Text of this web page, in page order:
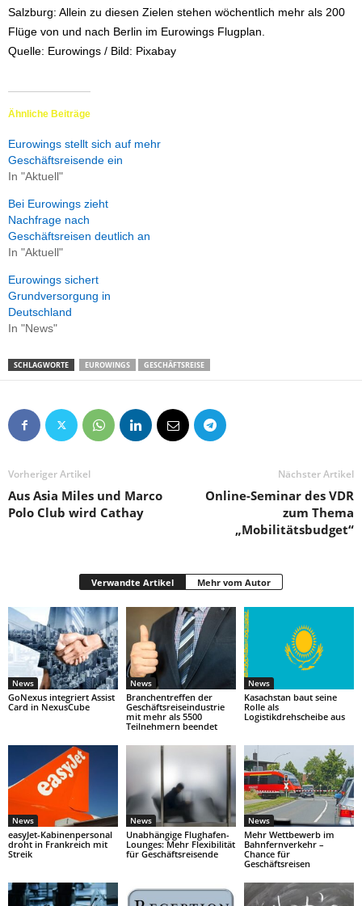
Salzburg: Allein zu diesen Zielen stehen wöchentlich mehr als 200
Flüge von und nach Berlin im Eurowings Flugplan.
Quelle: Eurowings / Bild: Pixabay
Ähnliche Beiträge
Eurowings stellt sich auf mehr
Geschäftsreisende ein
In "Aktuell"
Bei Eurowings zieht
Nachfrage nach
Geschäftsreisen deutlich an
In "Aktuell"
Eurowings sichert
Grundversorgung in
Deutschland
In "News"
SCHLAGWORTE EUROWINGS GESCHÄFTSREISE
Vorheriger Artikel
Aus Asia Miles und Marco
Polo Club wird Cathay
Nächster Artikel
Online-Seminar des VDR
zum Thema
„Mobilitätsbudget“
Verwandte Artikel Mehr vom Autor
News
GoNexus integriert Assist
Card in NexusCube
News
Branchentreffen der
Geschäftsreiseindustrie
mit mehr als 5500
Teilnehmern beendet
News
Kasachstan baut seine
Rolle als
Logistikdrehscheibe aus
News
easyJet-Kabinenpersonal
droht in Frankreich mit
Streik
News
Unabhängige Flughafen-
Lounges: Mehr Flexibilität
für Geschäftsreisende
News
Mehr Wettbewerb im
Bahnfernverkehr –
Chance für
Geschäftsreisen